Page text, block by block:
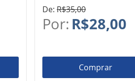
De: R$35,00
Por: R$28,00
Comprar